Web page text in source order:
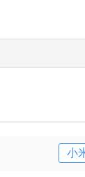
小